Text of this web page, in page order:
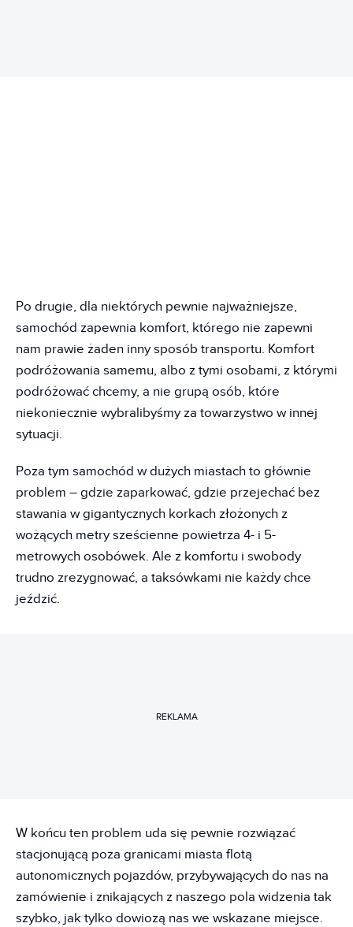
Po drugie, dla niektórych pewnie najważniejsze,
samochód zapewnia komfort, którego nie zapewni
nam prawie żaden inny sposób transportu. Komfort
podróżowania samemu, albo z tymi osobami, z którymi
podróżować chcemy, a nie grupą osób, które
niekoniecznie wybralibyśmy za towarzystwo w innej
sytuacji.
Poza tym samochód w dużych miastach to głównie
problem – gdzie zaparkować, gdzie przejechać bez
stawania w gigantycznych korkach złożonych z
wożących metry sześcienne powietrza 4- i 5-
metrowych osobówek. Ale z komfortu i swobody
trudno zrezygnować, a taksówkami nie każdy chce
jeździć.
REKLAMA
W końcu ten problem uda się pewnie rozwiązać
stacjonującą poza granicami miasta flotą
autonomicznych pojazdów, przybywających do nas na
zamówienie i znikających z naszego pola widzenia tak
szybko, jak tylko dowiozą nas we wskazane miejsce.